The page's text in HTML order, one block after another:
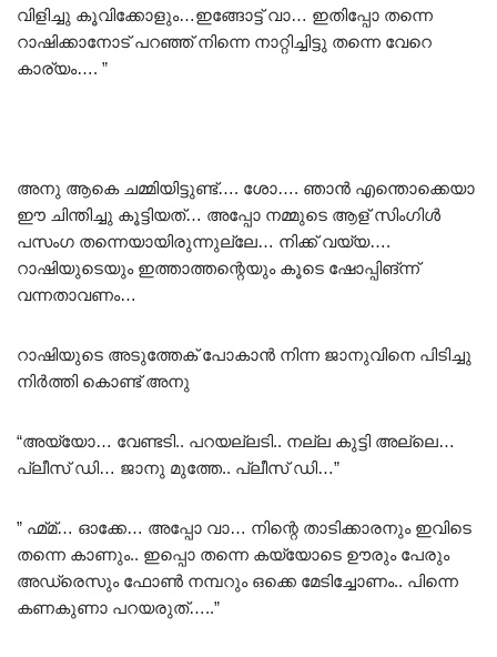
വിളിച്ചു കൂവിക്കോളും…ഇങ്ങോട്ട് വാ… ഇതിപ്പോ തന്നെ
റാഷിക്കാനോട് പറഞ്ഞ് നിന്നെ നാറ്റിച്ചിട്ടു തന്നെ വേറെ
കാര്യം…. ”
അനു ആകെ ചമ്മിയിട്ടുണ്ട്…. ശോ…. ഞാൻ എന്തൊക്കെയാ
ഈ ചിന്തിച്ചു കൂട്ടിയത്… അപ്പോ നമ്മുടെ ആള് സിംഗിൾ
പസംഗ തന്നെയായിരുന്നുല്ലേ… നിക്ക് വയ്യ….
റാഷിയുടെയും ഇത്താത്തന്റെയും കൂടെ ഷോപ്പിങ്ന്ന്
വന്നതാവണം…
റാഷിയുടെ അടുത്തേക് പോകാൻ നിന്ന ജാനുവിനെ പിടിച്ചു
നിർത്തി കൊണ്ട് അനു
“അയ്യോ… വേണ്ടടി.. പറയല്ലടി.. നല്ല കുട്ടി അല്ലെ…
പ്ലീസ് ഡി… ജാനു മുത്തേ.. പ്ലീസ് ഡി…”
” ഹ്മ്മ്… ഓക്കേ… അപ്പോ വാ… നിന്റെ താടിക്കാരനും ഇവിടെ
തന്നെ കാണും.. ഇപ്പൊ തന്നെ കയ്യോടെ ഊരും പേരും
അഡ്രെസും ഫോൺ നമ്പറും ഒക്കെ മേടിച്ചോണം.. പിന്നെ
കണകുണാ പറയരുത്…..”